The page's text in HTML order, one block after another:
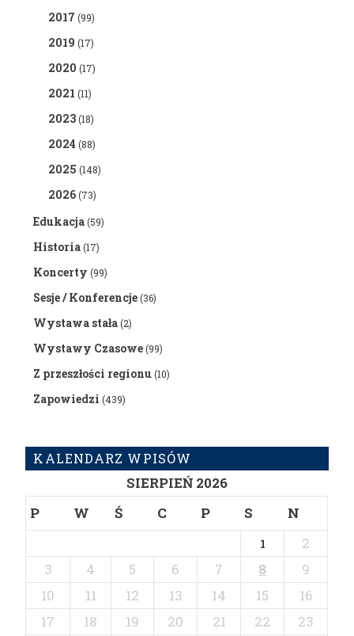
2017 (99)
2019 (17)
2020 (17)
2021 (11)
2023(18)
2024 (88)
2025 (148)
2026(73)
Edukacja(59)
Historia(17)
Koncerty (99)
Sesje / Konferencje(36)
Wystawa stała(2)
Wystawy Czasowe(99)
Z przeszłości regionu(10)
Zapowiedzi (439)
KALENDARZ WPISÓW
SIERPIEŃ 2026
P
W Ś C P S N
1
2
3
4 5 6 7 8
9
10
11 12 13 14 15
16
17
18 19 20 21 22
23